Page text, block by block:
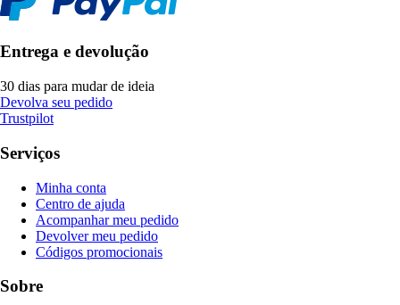
Entrega e devolução
30 dias para mudar de ideia
Devolva seu pedido
Trustpilot
Serviços
Minha conta
Centro de ajuda
Acompanhar meu pedido
Devolver meu pedido
Códigos promocionais
Sobre